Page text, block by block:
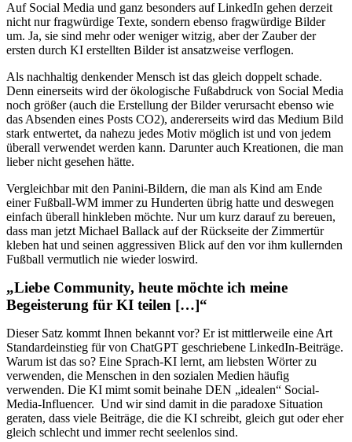
Auf Social Media und ganz besonders auf LinkedIn gehen derzeit
nicht nur fragwürdige Texte, sondern ebenso fragwürdige Bilder
um. Ja, sie sind mehr oder weniger witzig, aber der Zauber der
ersten durch KI erstellten Bilder ist ansatzweise verflogen.
Als nachhaltig denkender Mensch ist das gleich doppelt schade.
Denn einerseits wird der ökologische Fußabdruck von Social Media
noch größer (auch die Erstellung der Bilder verursacht ebenso wie
das Absenden eines Posts CO2), andererseits wird das Medium Bild
stark entwertet, da nahezu jedes Motiv möglich ist und von jedem
überall verwendet werden kann. Darunter auch Kreationen, die man
lieber nicht gesehen hätte.
Vergleichbar mit den Panini-Bildern, die man als Kind am Ende
einer Fußball-WM immer zu Hunderten übrig hatte und deswegen
einfach überall hinkleben möchte. Nur um kurz darauf zu bereuen,
dass man jetzt Michael Ballack auf der Rückseite der Zimmertür
kleben hat und seinen aggressiven Blick auf den vor ihm kullernden
Fußball vermutlich nie wieder loswird.
„Liebe Community, heute möchte ich meine
Begeisterung für KI teilen […]“
Dieser Satz kommt Ihnen bekannt vor? Er ist mittlerweile eine Art
Standardeinstieg für von ChatGPT geschriebene LinkedIn-Beiträge.
Warum ist das so? Eine Sprach-KI lernt, am liebsten Wörter zu
verwenden, die Menschen in den sozialen Medien häufig
verwenden. Die KI mimt somit beinahe DEN „idealen“ Social-
Media-Influencer. Und wir sind da­mit in die paradoxe Situation
geraten, dass viele Beiträge, die die KI schreibt, gleich gut oder eher
gleich schlecht und immer recht seelenlos sind.